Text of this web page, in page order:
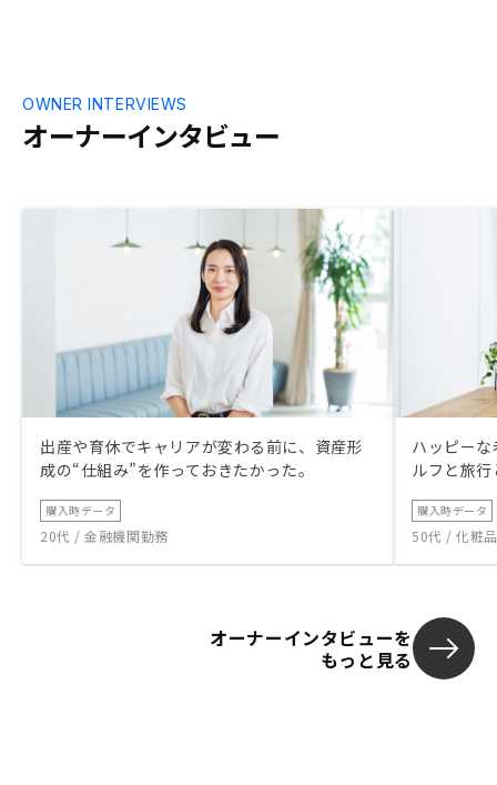
オーナーインタビュー
OWNER INTERVIEWS
出産や育休でキャリアが変わる前に、資産形
成の“仕組み”を作っておきたかった。
購入時データ
20代 / 金融機関勤務
ハッピー
ルフと旅
購入時データ
50代 / 化粧
オーナーインタビューを
もっと見る